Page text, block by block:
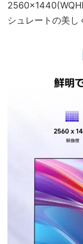
シュレートの美し